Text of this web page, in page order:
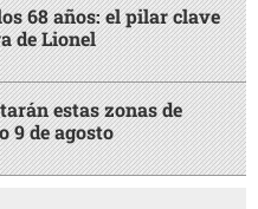
68 años: el pilar clave
de Lionel
estas zonas de
9 de agosto